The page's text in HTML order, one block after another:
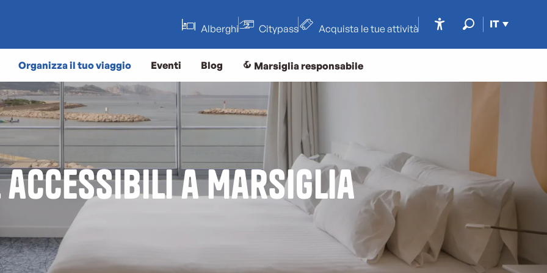
IT
Alberghi Citypass Acquista le tue attività
Organizza il tuo viaggio Eventi Blog Marsiglia responsabile
a Marsiglia